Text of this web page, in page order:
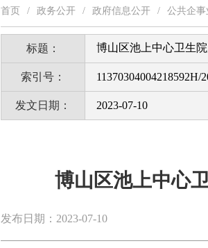
首页 / 政务公开 / 政府信息公开 / 公共企
标题： 博山区池上中心卫生
索引号： 11370304004218592H/
发文日期： 2023-07-10
博山区池上中心
发布日期：2023-07-10